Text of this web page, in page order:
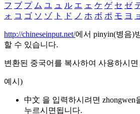
フ ブ プ ム ユ ュ ル エ ェ ケ ゲ セ ゼ
ォ コ ゴ ソ ゾ ト ド ノ ホ ボ ポ モ ヨ
http://chineseinput.net/에서 pinyin(병음)
할 수 있습니다.
변환된 중국어를 복사하여 사용하시면
예시)
中文 을 입력하시려면 zhongwen
누르시면됩니다.